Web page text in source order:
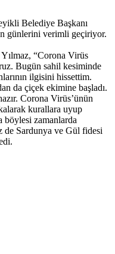
Belediye Başkanı
günlerini verimli geçiriyor.
“Corona Virüs
Bugün sahil kesiminde
ilgisini hissettim.
da çiçek ekimine başladı.
Corona Virüs’ünün
kurallara uyup
böylesi zamanlarda
Sardunya ve Gül fidesi